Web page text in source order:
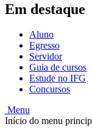
Em destaque
Aluno
Egresso
Servidor
Guia de cursos
Estude no IFG
Concursos
Menu
Início do menu